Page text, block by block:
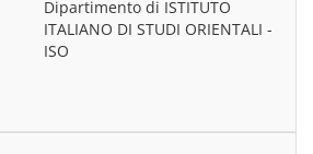
Dipartimento di ISTITUTO
ITALIANO DI STUDI ORIENTALI -
ISO